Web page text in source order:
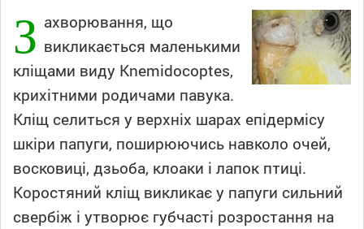
З ахворювання, що
викликається маленькими
кліщами виду Knemidocoptes,
крихітними родичами павука.
Кліщ селиться у верхніх шарах епідермісу
шкіри папуги, поширюючись навколо очей,
восковиці, дзьоба, клоаки і лапок птиці.
Коростяний кліщ викликає у папуги сильний
свербіж і утворює губчасті розростання на